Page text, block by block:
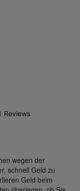
wegen der
schnell Geld zu
Geld beim